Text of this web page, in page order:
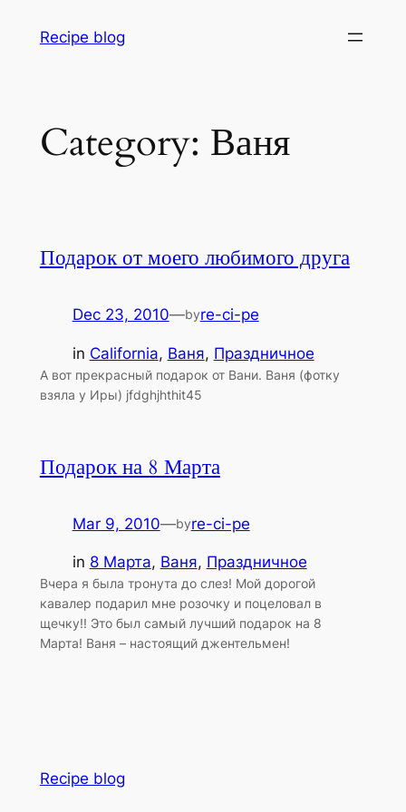
Recipe blog
Category: Ваня
Подарок от моего любимого друга
Dec 23, 2010—byre-ci-pe
in California, Ваня, Праздничное
А вот прекрасный подарок от Вани. Ваня (фотку
взяла у Иры) jfdghjhthit45
Подарок на 8 Марта
Mar 9, 2010—byre-ci-pe
in 8 Марта, Ваня, Праздничное
Вчера я была тронута до слез! Мой дорогой
кавалер подарил мне розочку и поцеловал в
щечку!! Это был самый лучший подарок на 8
Марта! Ваня – настоящий джентельмен!
Recipe blog